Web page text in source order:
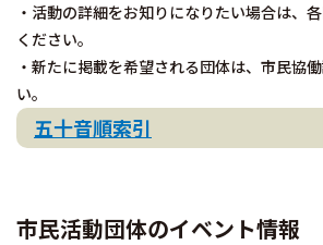
・活動の詳細をお知りになりたい場合は、
ください。
・新たに掲載を希望される団体は、市民協
い。
五十音順索引
市民活動団体のイベント情報